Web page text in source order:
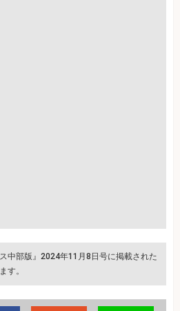
中部版』2024年11月8日号に掲載された
す。